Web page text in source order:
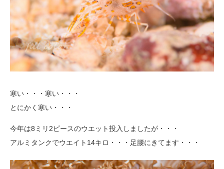
寒い・・・寒い・・・
とにかく寒い・・・
今年は8ミリ2ピースのウエット投入しましたが・・・
アルミタンクでウエイト14キロ・・・足腰にきてます・・・